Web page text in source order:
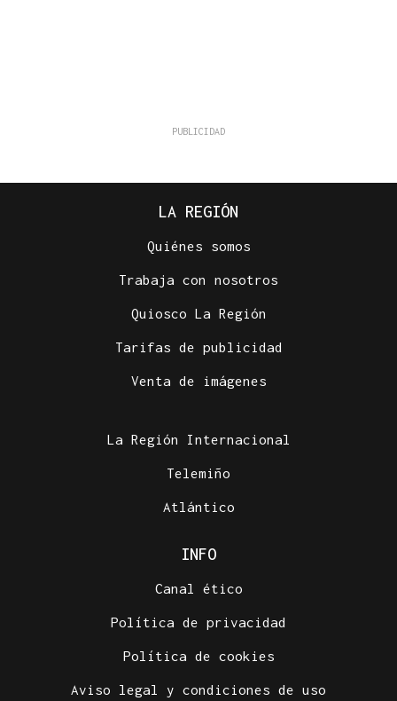
LA REGIÓN
Quiénes somos
Trabaja con nosotros
Quiosco La Región
Tarifas de publicidad
Venta de imágenes
La Región Internacional
Telemiño
Atlántico
INFO
Canal ético
Política de privacidad
Política de cookies
Aviso legal y condiciones de uso